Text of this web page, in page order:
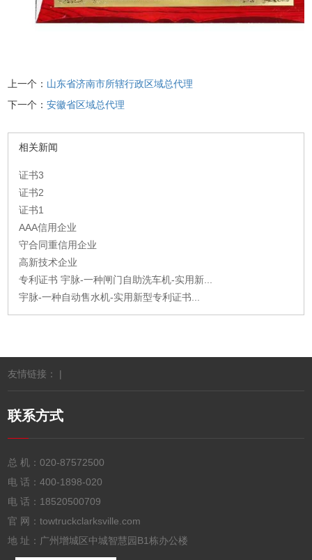
上一个： 山东省济南市所辖行政区域总代理
下一个：安徽省区域总代理
相关新闻
证书3
证书2
证书1
AAA信用企业
守合同重信用企业
高新技术企业
专利证书 宇脉-一种闸门自助洗车机-实用新...
宇脉-一种自动售水机-实用新型专利证书...
友情链接： |
联系方式
总 机：020-87572500
电 话：400-1898-020
电 话： 18520500709
官 网：towtruckclarksville.com
地 址：广州增城区中城智慧园B1栋办公楼